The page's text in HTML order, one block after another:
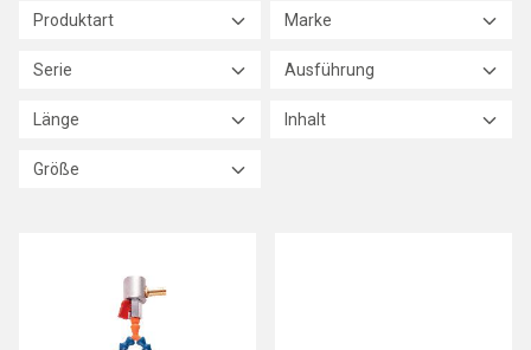
Produktart Marke
Serie Ausführung
Länge Inhalt
Größe